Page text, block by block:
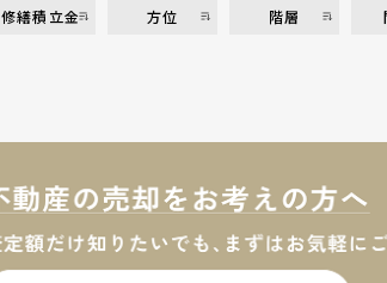
修繕積立金 方位 階層